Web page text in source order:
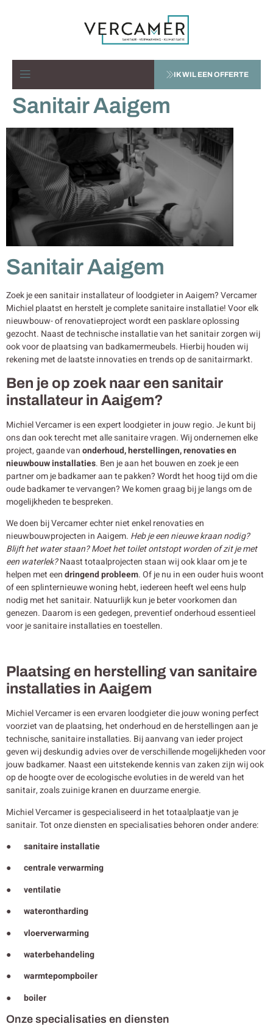
IK WIL EEN OFFERTE
Sanitair Aaigem
Sanitair Aaigem
Zoek je een sanitair installateur of loodgieter in Aaigem? Vercamer
Michiel plaatst en herstelt je complete sanitaire installatie! Voor elk
nieuwbouw- of renovatieproject wordt een pasklare oplossing
gezocht. Naast de technische installatie van het sanitair zorgen wij
ook voor de plaatsing van badkamermeubels. Hierbij houden wij
rekening met de laatste innovaties en trends op de sanitairmarkt.
Ben je op zoek naar een sanitair
installateur in Aaigem?
Michiel Vercamer is een expert loodgieter in jouw regio. Je kunt bij
ons dan ook terecht met alle sanitaire vragen. Wij ondernemen elke
project, gaande vanonderhoud, herstellingen, renovaties en
nieuwbouwinstallaties. Ben je aan het bouwen en zoek je een
partner om je badkamer aan te pakken? Wordt het hoog tijd om die
oude badkamer te vervangen? We komen graag bij je langs om de
mogelijkheden te bespreken.
We doen bij Vercamer echter niet enkel renovaties en
nieuwbouwprojecten in Aaigem. Heb je een nieuwe kraan nodig?
Blijft het water staan? Moet het toilet ontstopt worden of zit je met
een waterlek?Naast totaalprojecten staan wij ook klaar om je te
helpen met eendringend probleem. Of je nu in een ouder huis woont
of een splinternieuwe woning hebt, iedereen heeft wel eens hulp
nodig met het sanitair. Natuurlijk kun je beter voorkomen dan
genezen. Daarom is een gedegen, preventief onderhoud essentieel
voor je sanitaire installaties en toestellen.
Plaatsing en herstelling van sanitaire
installaties in Aaigem
Michiel Vercamer is een ervaren loodgieter die jouw woning perfect
voorziet van de plaatsing, het onderhoud en de herstellingen aan je
technische, sanitaire installaties. Bij aanvang van ieder project
geven wij deskundig advies over de verschillende mogelijkheden voor
jouw badkamer. Naast een uitstekende kennis van zaken zijn wij ook
op de hoogte over de ecologische evoluties in de wereld van het
sanitair, zoals zuinige kranen en duurzame energie.
Michiel Vercamer is gespecialiseerd in het totaalplaatje van je
sanitair. Tot onze diensten en specialisaties behoren onder andere:
● sanitaire installatie
● centrale verwarming
● ventilatie
● waterontharding
● vloerverwarming
● waterbehandeling
● warmtepompboiler
● boiler
Onze specialisaties en diensten